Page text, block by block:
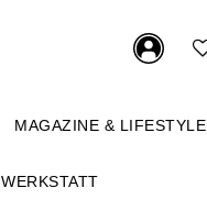
MAGAZINE & LIFESTYLE
WERKSTATT